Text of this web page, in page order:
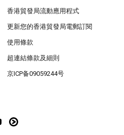
香港貿發局流動應用程式
更新您的香港貿發局電郵訂閱
使用條款
超連結條款及細則
京ICP备09059244号